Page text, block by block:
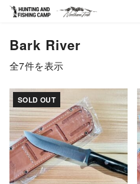
Bark River
全7件を表示新
順
SOLD OUT